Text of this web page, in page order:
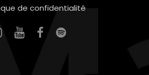
de confidentialité